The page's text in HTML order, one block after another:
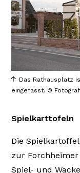
Das Rathausplatz
eingefasst. ©
Spielkarttofeln
Die
zur
Spiel- und